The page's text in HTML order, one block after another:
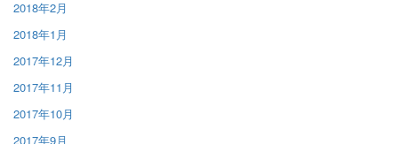
2018年2月
2018年1月
2017年12月
2017年11月
2017年10月
2017年9月